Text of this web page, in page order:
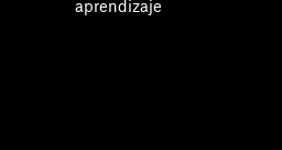
aprendizaje